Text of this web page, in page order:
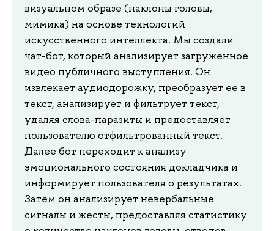
визуальном образе (наклоны головы,
мимика) на основе технологий
искусственного интеллекта. Мы создали
чат-бот, который анализирует загруженное
видео публичного выступления. Он
извлекает аудиодорожку, преобразует ее в
текст, анализирует и фильтрует текст,
удаляя слова-паразиты и предоставляет
пользователю отфильтрованный текст.
Далее бот переходит к анализу
эмоционального состояния докладчика и
информирует пользователя о результатах.
Затем он анализирует невербальные
сигналы и жесты, предоставляя статистику